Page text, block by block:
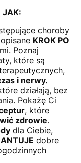
JAK:
choroby
KROK PO
Poznaj
które są
i nerwy.
działają, bez
Pokażę Ci
, które
zdrowie.
dla Ciebie,
dobre